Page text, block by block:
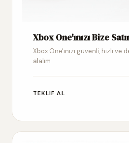
Xbox One'ınızı Bize
Xbox One'ınızı güvenli, hızlı ve
alalım
TEKLIF AL